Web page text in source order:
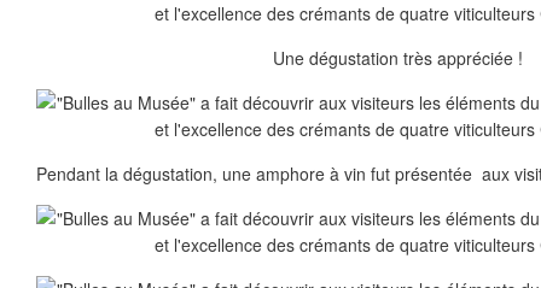
Une dégustation très appréciée !
Pendant la dégustation, une amphore à vin fut présentée aux